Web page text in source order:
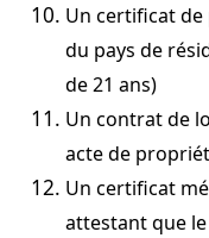
Un certificat
du pays de
de 21 ans)
Un contrat de
acte de
Un certificat
attestant que le